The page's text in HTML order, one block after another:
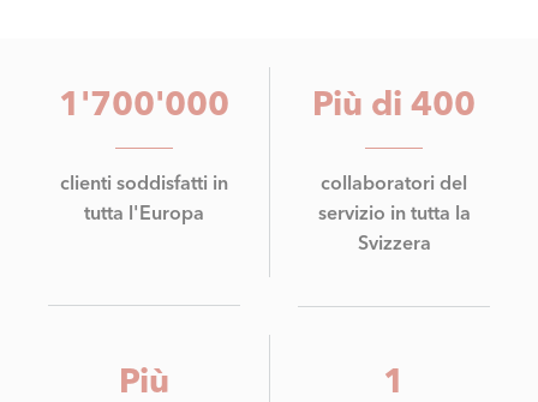
1'700'000
clienti soddisfatti in
tutta l'Europa
Più di 400
collaboratori del
servizio in tutta la
Svizzera
Più
1